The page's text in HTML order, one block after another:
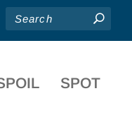
SPOT